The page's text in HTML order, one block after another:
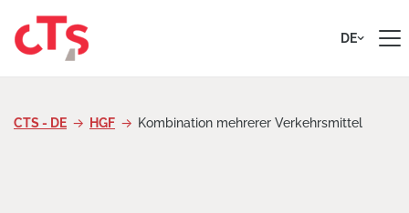
DE
CTS - DE HGF Kombination mehrerer Verkehrsmittel